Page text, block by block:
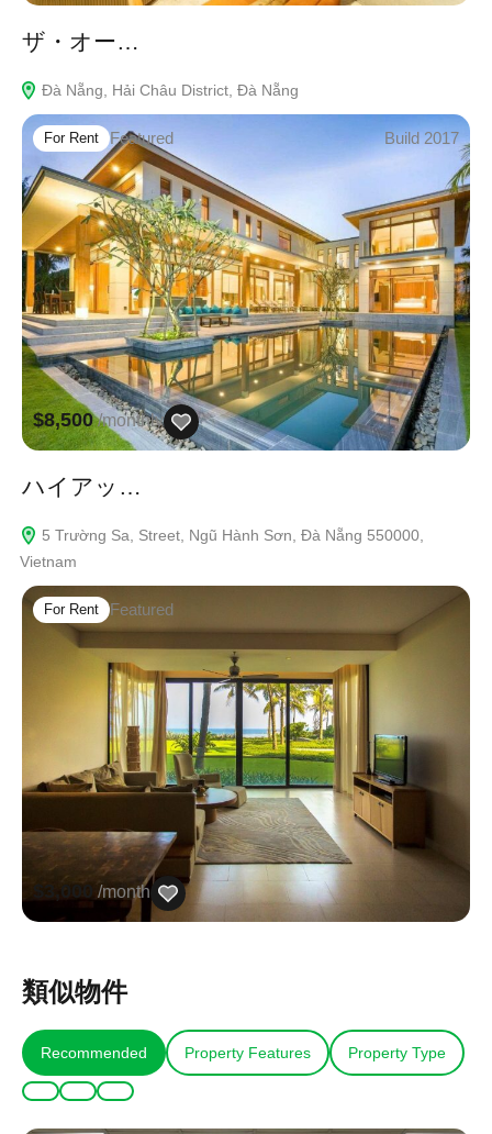
ザ・オー…
Đà Nẵng, Hải Châu District, Đà Nẵng
For Rent Featured Build 2017
$8,500 /monthly
ハイアッ…
5 Trường Sa, Street, Ngũ Hành Sơn, Đà Nẵng 550000,
Vietnam
For Rent Featured
$3,000 /month
類似物件
Recommended Property Features Property Type